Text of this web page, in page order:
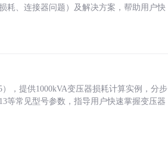
耗、连接器问题）及解决方案，帮助用户快
，提供1000kVA变压器损耗计算实例，分步
等常见型号参数，指导用户快速掌握变压器